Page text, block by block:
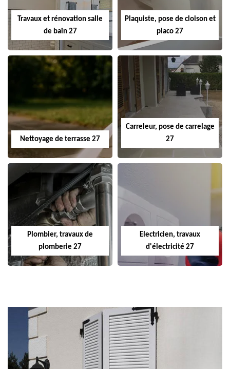
Travaux et rénovation salle
de bain 27
Plaquiste, pose de cloison et
placo 27
Nettoyage de terrasse 27
Carreleur, pose de carrelage
27
Plombier, travaux de
plomberie 27
Electricien, travaux
d'électricité 27